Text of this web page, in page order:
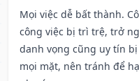
Mọi việc dễ bất thành.
công việc bị trì trệ, trở
danh vọng cũng uy tín
mọi mặt, nên tránh để